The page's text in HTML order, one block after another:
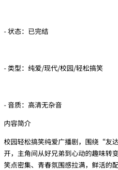
- 状态：已完结
- 类型：纯爱/现代/校园/轻松搞笑
- 音质：高清无杂音
内容简介
校园轻松搞笑纯爱广播剧，围绕“友
开，主角间从好兄弟到心动的趣味转
笑点密集、青春氛围感拉满，鲜活的